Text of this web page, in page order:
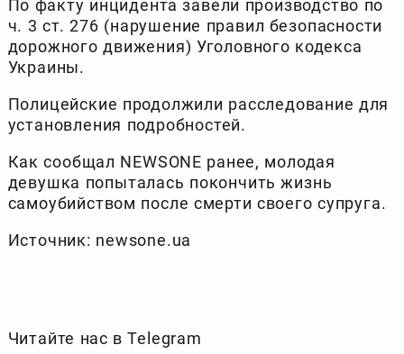
По факту инцидента завели производство по
ч. 3 ст. 276 (нарушение правил безопасности
дорожного движения) Уголовного кодекса
Украины.
Полицейские продолжили расследование для
установления подробностей.
Как сообщал NEWSONE ранее, молодая
девушка попыталась покончить жизнь
самоубийством после смерти своего супруга.
Источник: newsone.ua
Читайте нас в Telegram